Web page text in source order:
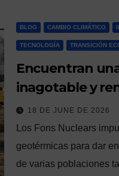
BLOG CAMBIO CLIMÁTICO
TECNOLOGÍA TRANSICIÓN
Encuentran
inagotable y
municipios de
18 DE JUNE DE 2026
Los Fons Nuclears
geotérmicas para dar
de varias poblaciones